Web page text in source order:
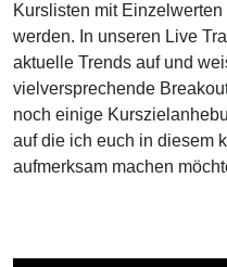
Kurslisten mit
werden. In unseren Live
aktuelle Trends auf und
vielversprechende
noch einige
auf die ich euch in diesem
aufmerksam machen